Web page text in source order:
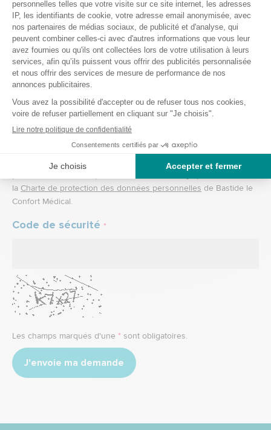
Informations Personnelles*
En remplissant ce formulaire j'accepte d'être recontacté à des
fins commerciales, pour obtenir plus d'informations. Les
informations recueillies sur ce formulaire sont enregistrées dans
un fichier informatisé traité par Bastide le Confort Médical. Pour
la Charte de protection des données personnelles de Bastide le
Confort Médical.
*
Code de sécurité
Les champs marqués d'une * sont obligatoires.
J'envoie ma demande